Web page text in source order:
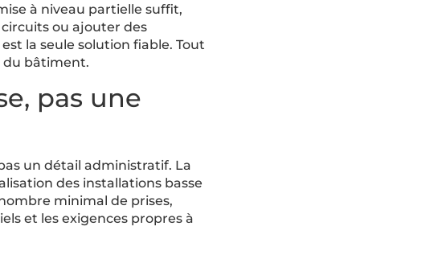
à niveau partielle suffit,
ou ajouter des
la seule solution fiable. Tout
du bâtiment.
pas une
un détail administratif. La
des installations basse
minimal de prises,
et les exigences propres à